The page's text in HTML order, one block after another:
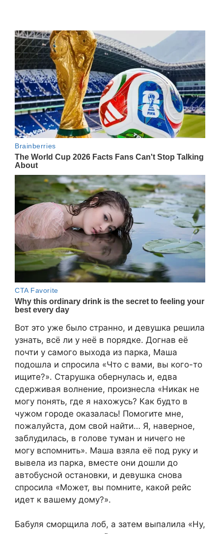
Вот это уже было странно, и девушка решила
узнать, всё ли у неё в порядке. Догнав её
почти у самого выхода из парка, Маша
подошла и спросила «Что с вами, вы кого-то
ищите?». Старушка обернулась и, едва
сдерживая волнение, произнесла «Никак не
могу понять, где я нахожусь? Как будто в
чужом городе оказалась! Помогите мне,
пожалуйста, дом свой найти… Я, наверное,
заблудилась, в голове туман и ничего не
могу вспомнить». Маша взяла её под руку и
вывела из парка, вместе они дошли до
автобусной остановки, и девушка снова
спросила «Может, вы помните, какой рейс
идет к вашему дому?».
Бабуля сморщила лоб, а затем выпалила «Ну,